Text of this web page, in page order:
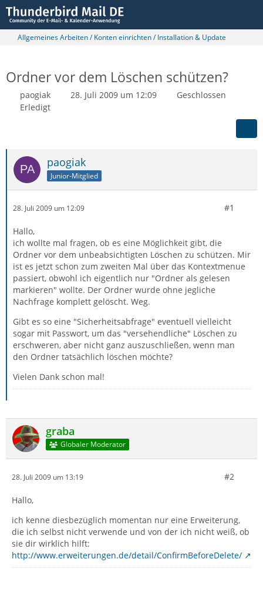
Allgemeines Arbeiten / Konten einrichten / Installation & Update
Ordner vor dem Löschen schützen?
paogiak 28. Juli 2009 um 12:09
Geschlossen
Erledigt
paogiak
Junior-Mitglied
28. Juli 2009 um 12:09 #1
Hallo,
ich wollte mal fragen, ob es eine Möglichkeit gibt, die
Ordner vor dem unbeabsichtigten Löschen zu schützen. Mir
ist es jetzt schon zum zweiten Mal über das Kontextmenue
passiert, obwohl ich eigentlich nur "Ordner als gelesen
markieren" wollte. Der Ordner wurde ohne jegliche
Nachfrage komplett gelöscht. Weg.
Gibt es so eine "Sicherheitsabfrage" eventuell vielleicht
sogar mit Passwort, um das "versehendliche" Löschen zu
erschweren, aber nicht ganz auszuschließen, wenn man
den Ordner tatsächlich löschen möchte?
Vielen Dank schon mal!
graba
Globaler Moderator
28. Juli 2009 um 13:19 #2
Hallo,
ich kenne diesbezüglich momentan nur eine Erweiterung,
die ich selbst nicht verwende und von der ich nicht weiß, ob
sie dir wirklich hilft:
http://www.erweiterungen.de/detail/ConfirmBeforeDelete/